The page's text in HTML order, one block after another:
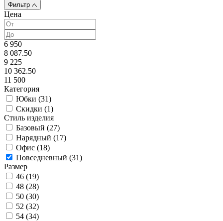
Фильтр
Цена
6 950
8 087.50
9 225
10 362.50
11 500
Категория
Юбки (31)
Скидки (1)
Стиль изделия
Базовый (27)
Нарядный (17)
Офис (18)
Повседневный (31)
Размер
46 (19)
48 (28)
50 (30)
52 (32)
54 (34)